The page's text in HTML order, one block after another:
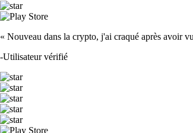
« Nouveau dans la crypto, j'ai craqué après avoir
-Utilisateur vérifié